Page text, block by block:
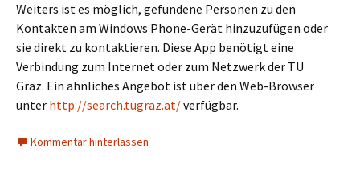
Weiters ist es möglich, gefundene Personen zu den
Kontakten am Windows Phone-Gerät hinzuzufügen oder
sie direkt zu kontaktieren. Diese App benötigt eine
Verbindung zum Internet oder zum Netzwerk der TU
Graz. Ein ähnliches Angebot ist über den Web-Browser
unter http://search.tugraz.at/verfügbar.
Kommentar hinterlassen